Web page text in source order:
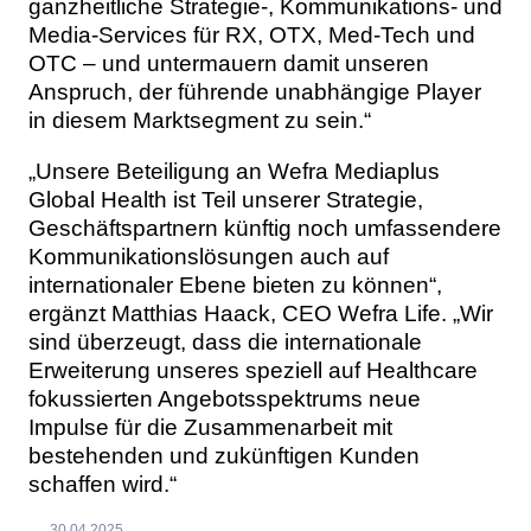
ganzheitliche Strategie-, Kommunikations- und
Media-Services für RX, OTX, Med-Tech und
OTC – und untermauern damit unseren
Anspruch, der führende unabhängige Player
in diesem Marktsegment zu sein.“
„Unsere Beteiligung an Wefra Mediaplus
Global Health ist Teil unserer Strategie,
Geschäftspartnern künftig noch umfassendere
Kommunikationslösungen auch auf
internationaler Ebene bieten zu können“,
ergänzt Matthias Haack, CEO Wefra Life. „Wir
sind überzeugt, dass die internationale
Erweiterung unseres speziell auf Healthcare
fokussierten Angebotsspektrums neue
Impulse für die Zusammenarbeit mit
bestehenden und zukünftigen Kunden
schaffen wird.“